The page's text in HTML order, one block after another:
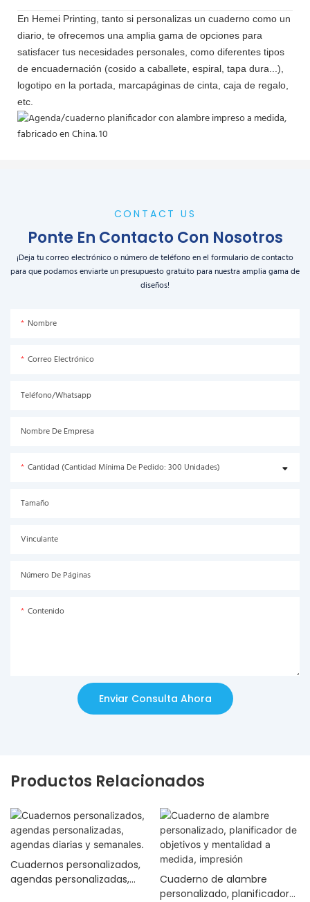
En Hemei Printing, tanto si personalizas un cuaderno como un
diario, te ofrecemos una amplia gama de opciones para
satisfacer tus necesidades personales, como diferentes tipos
de encuadernación (cosido a caballete, espiral, tapa dura...),
logotipo en la portada, marcapáginas de cinta, caja de regalo,
etc.
CONTACT US
Ponte En Contacto Con Nosotros
¡Deja tu correo electrónico o número de teléfono en el formulario de contacto
para que podamos enviarte un presupuesto gratuito para nuestra amplia gama de
diseños!
Nombre
Correo Electrónico
Teléfono/Whatsapp
Nombre De Empresa
Cantidad (Cantidad Mínima De Pedido: 300 Unidades)
Tamaño
Vinculante
Número De Páginas
Contenido
Enviar Consulta Ahora
Productos Relacionados
Cuadernos personalizados,
agendas personalizadas,
Cuaderno de alambre
personalizado, planificador